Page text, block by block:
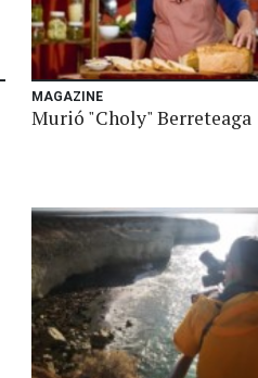
MAGAZINE
Murió "Choly" Berreteaga